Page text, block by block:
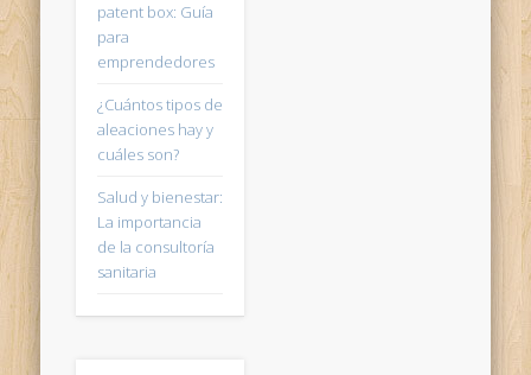
patent box: Guía
para
emprendedores
¿Cuántos tipos de
aleaciones hay y
cuáles son?
Salud y bienestar:
La importancia
de la consultoría
sanitaria